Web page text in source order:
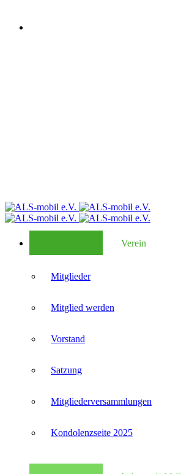
Verein
Mitglieder
Mitglied werden
Vorstand
Satzung
Mitglieder­versammlungen
Kondolenzseite 2025